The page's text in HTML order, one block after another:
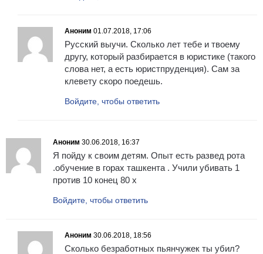
Аноним 01.07.2018, 17:06
Русский выучи. Сколько лет тебе и твоему
другу, который разбирается в юристике (такого
слова нет, а есть юристпруденция). Сам за
клевету скоро поедешь.
Войдите, чтобы ответить
Аноним 30.06.2018, 16:37
Я пойду к своим детям. Опыт есть развед рота
.обучение в горах ташкента . Учили убивать 1
против 10 конец 80 х
Войдите, чтобы ответить
Аноним 30.06.2018, 18:56
Сколько безработных пьянчужек ты убил?